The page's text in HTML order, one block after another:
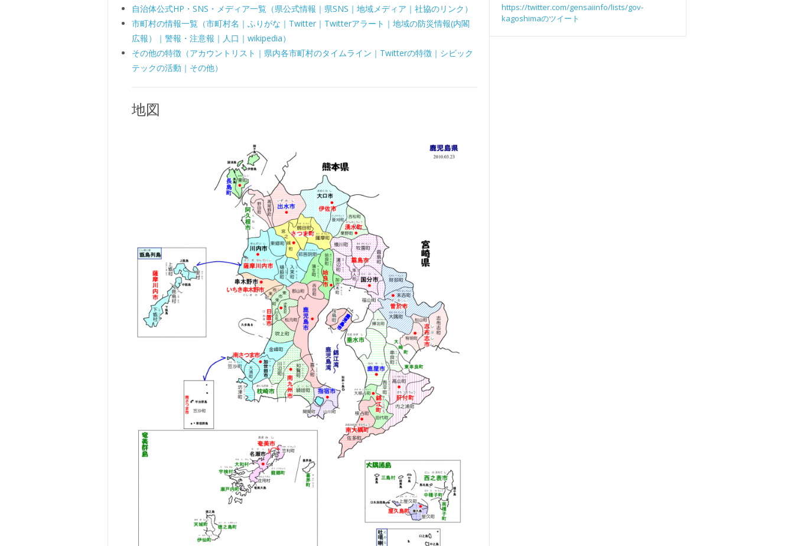
自治体公式HP・SNS・メディア一覧（県公式情報｜県SNS｜地域メディア｜社協のリンク）
市町村の情報一覧（市町村名｜ふりがな｜Twitter｜Twitterアラート｜地域の防災情報(内閣
広報）｜警報・注意報｜人口｜wikipedia）
その他の特徴（アカウントリスト｜県内各市町村のタイムライン｜Twitterの特徴｜シビック
テックの活動｜その他）
地図
https://twitter.com/gensaiinfo/lists/gov-
kagoshimaのツイート